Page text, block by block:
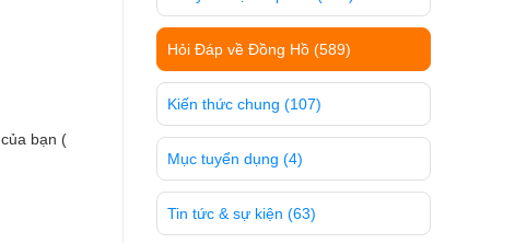
của bạn (
Hỏi Đáp về Đồng Hồ (589)
Kiến thức chung (107)
Mục tuyển dụng (4)
Tin tức & sự kiện (63)